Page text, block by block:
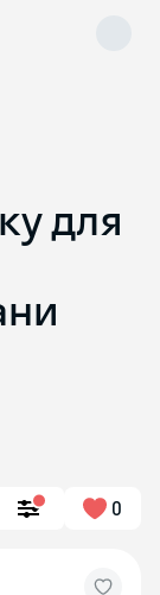
для
0